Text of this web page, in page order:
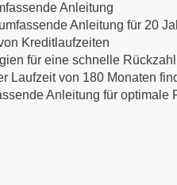
Anleitung
Anleitung für 20
Kreditlaufzeiten
für eine schnelle
Laufzeit von 180 Monaten
Anleitung für optimale